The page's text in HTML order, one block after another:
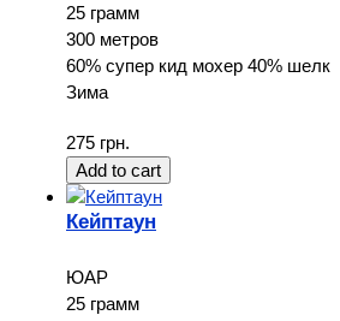
25 грамм
300 метров
60% супер кид мохер 40% шелк
Зима
275 грн.
Кейптаун
ЮАР
25 грамм